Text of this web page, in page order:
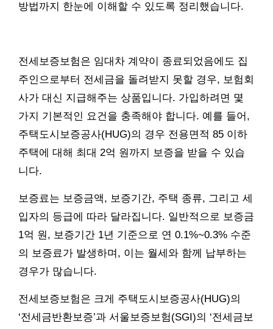
방법까지 한눈에 이해할 수 있도록 정리했습니다.
전세보증보험은 임대차 계약이 종료되었음에도 집
주인으로부터 전세금을 돌려받지 못할 경우, 보험회
사가 대신 지급해주는 상품입니다. 가입하려면 몇
가지 기본적인 요건을 충족해야 합니다. 예를 들어,
주택도시보증공사(HUG)의 경우 전용면적 85 이하
주택에 대해 최대 2억 원까지 보증을 받을 수 있습
니다.
보증료는 보증금액, 보증기간, 주택 종류, 그리고 세
입자의 등급에 따라 달라집니다. 일반적으로 보증금
1억 원, 보증기간 1년 기준으로 연 0.1%~0.3% 수준
의 보증료가 발생하며, 이는 월세와 함께 납부하는
경우가 많습니다.
전세보증보험은 크게 주택도시보증공사(HUG)의
‘전세금반환보증’과 서울보증보험(SGI)의 ‘전세금보